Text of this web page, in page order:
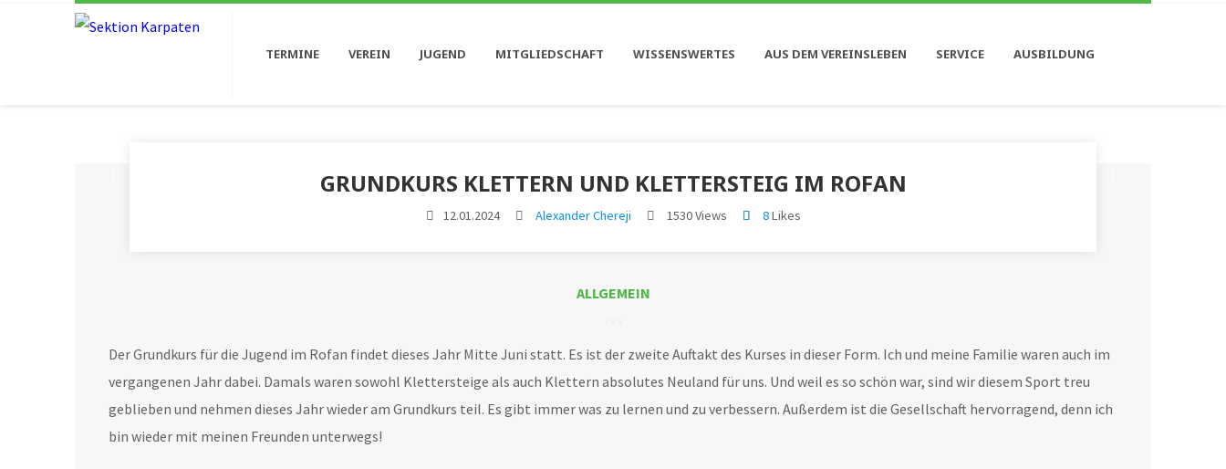
TERMINE VEREIN JUGEND MITGLIEDSCHAFT WISSENSWERTES AUS DEM VEREINSLEBEN SERVICE AUSBILDUNG
GRUNDKURS KLETTERN UND KLETTERSTEIG IM ROFAN
12.01.2024 Alexander Chereji 1530 Views 8Likes
ALLGEMEIN
Der Grundkurs für die Jugend im Rofan findet dieses Jahr Mitte Juni statt. Es ist der zweite Auftakt des Kurses in dieser Form. Ich und meine Familie waren auch im
vergangenen Jahr dabei. Damals waren sowohl Klettersteige als auch Klettern absolutes Neuland für uns. Und weil es so schön war, sind wir diesem Sport treu
geblieben und nehmen dieses Jahr wieder am Grundkurs teil. Es gibt immer was zu lernen und zu verbessern. Außerdem ist die Gesellschaft hervorragend, denn ich
bin wieder mit meinen Freunden unterwegs!